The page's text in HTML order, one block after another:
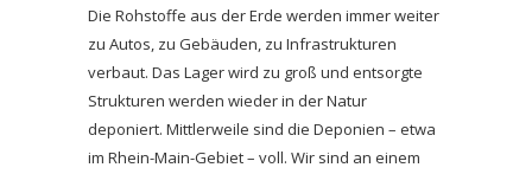
Die Rohstoffe aus der Erde werden immer weiter
zu Autos, zu Gebäuden, zu Infrastrukturen
verbaut. Das Lager wird zu groß und entsorgte
Strukturen werden wieder in der Natur
deponiert. Mittlerweile sind die Deponien – etwa
im Rhein-Main-Gebiet – voll. Wir sind an einem